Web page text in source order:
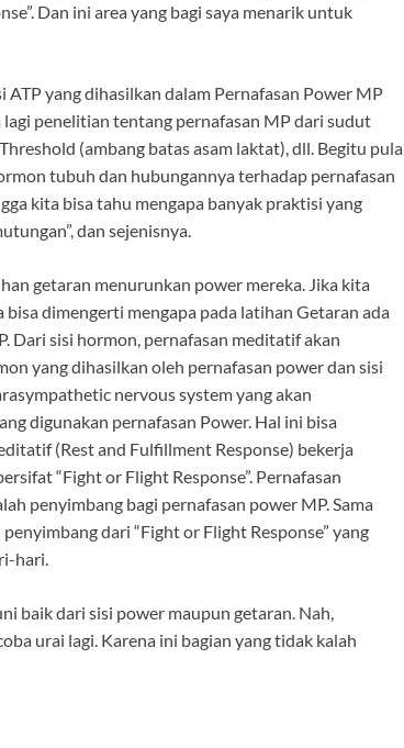
Dan ini area yang bagi saya menarik untuk
yang dihasilkan dalam Pernafasan Power MP
penelitian tentang pernafasan MP dari sudut
(ambang batas asam laktat), dll. Begitu pula
tubuh dan hubungannya terhadap pernafasan
kita bisa tahu mengapa banyak praktisi yang
dan sejenisnya.
getaran menurunkan power mereka. Jika kita
dimengerti mengapa pada latihan Getaran ada
Dari sisi hormon, pernafasan meditatif akan
yang dihasilkan oleh pernafasan power dan sisi
nervous system yang akan
digunakan pernafasan Power. Hal ini bisa
(Rest and Fulfillment Response) bekerja
“Fight or Flight Response”. Pernafasan
penyimbang bagi pernafasan power MP. Sama
dari “Fight or Flight Response” yang
hari.
baik dari sisi power maupun getaran. Nah,
urai lagi. Karena ini bagian yang tidak kalah